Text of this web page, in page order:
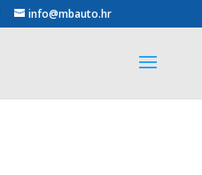
info@mbauto.hr